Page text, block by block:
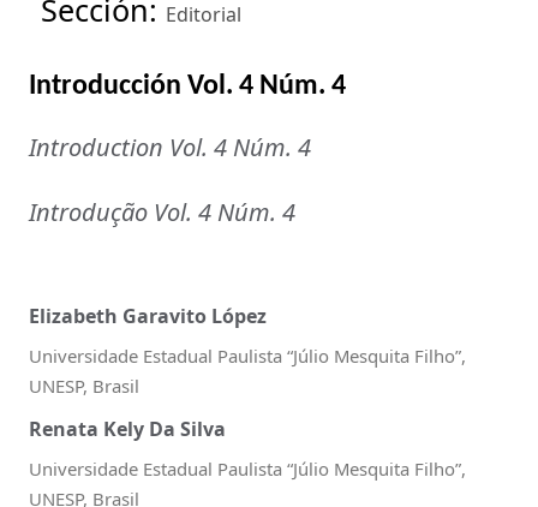
Sección: Editorial
Introducción Vol. 4 Núm. 4
Introduction Vol. 4 Núm. 4
Introdução Vol. 4 Núm. 4
Elizabeth Garavito López
Universidade Estadual Paulista “Júlio Mesquita Filho”,
UNESP, Brasil
Renata Kely Da Silva
Universidade Estadual Paulista “Júlio Mesquita Filho”,
UNESP, Brasil